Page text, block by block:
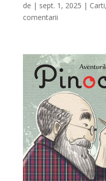
de | sept. 1, 2025 | Carti,
comentarii